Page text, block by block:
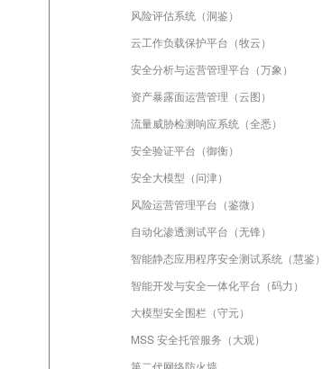
风险评估系统（洞鉴）
云工作负载保护平台（牧云）
安全分析与运营管理平台（万象）
资产暴露面运营管理（云图）
流量威胁检测响应系统（全悉）
安全验证平台（御衡）
安全大模型（问津）
风险运营管理平台（鉴微）
自动化渗透测试平台（无锋）
智能静态应用程序安全测试系统（慧鉴）
智能开发与安全一体化平台（码力）
大模型安全围栏（守元）
MSS 安全托管服务（大观）